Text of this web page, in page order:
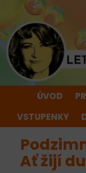
ÚVOD
VSTUPENKY
Ať žijí